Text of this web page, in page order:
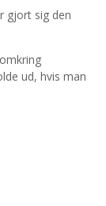
gjort sig den
ud, hvis man